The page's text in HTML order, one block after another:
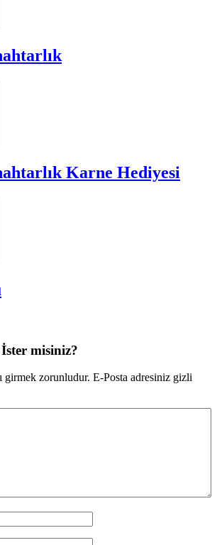
Karne Hediyesi
misiniz?
girmek zorunludur. E-Posta adresiniz gizli